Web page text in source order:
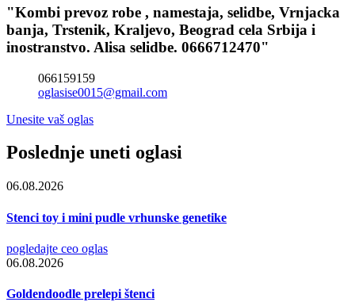
"Kombi prevoz robe , namestaja, selidbe, Vrnjacka
banja, Trstenik, Kraljevo, Beograd cela Srbija i
inostranstvo. Alisa selidbe. 0666712470"
066159159
oglasise0015@gmail.com
Unesite vaš oglas
Poslednje uneti oglasi
06.08.2026
Stenci toy i mini pudle vrhunske genetike
pogledajte ceo oglas
06.08.2026
Goldendoodle prelepi štenci